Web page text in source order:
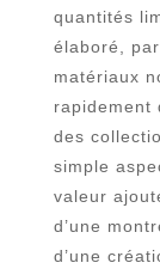
quantités
élaboré,
matériaux
rapidement
des
simple
valeur
d’une
d’une